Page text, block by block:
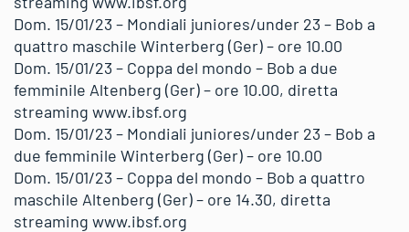
Dom. 15/01/23 – Mondiali juniores/under 23 – Bob a
quattro maschile Winterberg (Ger) – ore 10.00
Dom. 15/01/23 – Coppa del mondo – Bob a due
femminile Altenberg (Ger) – ore 10.00, diretta
streaming www.ibsf.org
Dom. 15/01/23 – Mondiali juniores/under 23 – Bob a
due femminile Winterberg (Ger) – ore 10.00
Dom. 15/01/23 – Coppa del mondo – Bob a quattro
maschile Altenberg (Ger) – ore 14.30, diretta
streaming www.ibsf.org